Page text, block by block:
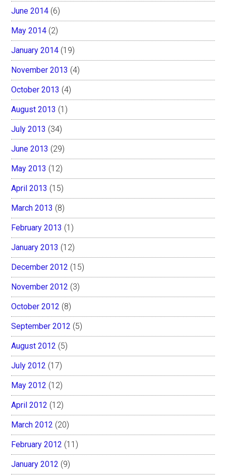
June 2014 (6)
May 2014 (2)
January 2014 (19)
November 2013 (4)
October 2013 (4)
August 2013 (1)
July 2013 (34)
June 2013 (29)
May 2013 (12)
April 2013 (15)
March 2013 (8)
February 2013 (1)
January 2013 (12)
December 2012 (15)
November 2012 (3)
October 2012 (8)
September 2012 (5)
August 2012 (5)
July 2012 (17)
May 2012 (12)
April 2012 (12)
March 2012 (20)
February 2012 (11)
January 2012 (9)